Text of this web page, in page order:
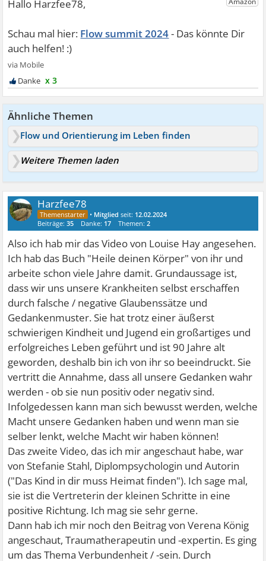
Flow summit 2024
x 3
Ähnliche Themen
Flow und Orientierung im Leben finden
Weitere Themen laden
Harzfee78
• Mitglied seit: 12.02.2024
Beiträge:35 Danke: 17 Themen:2
Also ich hab mir das Video von Louise Hay angesehen.
Ich hab das Buch "Heile deinen Körper" von ihr und
arbeite schon viele Jahre damit. Grundaussage ist,
dass wir uns unsere Krankheiten selbst erschaffen
durch falsche / negative Glaubenssätze und
Gedankenmuster. Sie hat trotz einer äußerst
schwierigen Kindheit und Jugend ein großartiges und
erfolgreiches Leben geführt und ist 90 Jahre alt
geworden, deshalb bin ich von ihr so beeindruckt. Sie
vertritt die Annahme, dass all unsere Gedanken wahr
werden - ob sie nun positiv oder negativ sind.
Infolgedessen kann man sich bewusst werden, welche
Macht unsere Gedanken haben und wenn man sie
selber lenkt, welche Macht wir haben können!
Das zweite Video, das ich mir angeschaut habe, war
von Stefanie Stahl, Diplompsychologin und Autorin
("Das Kind in dir muss Heimat finden"). Ich sage mal,
sie ist die Vertreterin der kleinen Schritte in eine
positive Richtung. Ich mag sie sehr gerne.
Dann hab ich mir noch den Beitrag von Verena König
angeschaut, Traumatherapeutin und -expertin. Es ging
um das Thema Verbundenheit / -sein. Durch